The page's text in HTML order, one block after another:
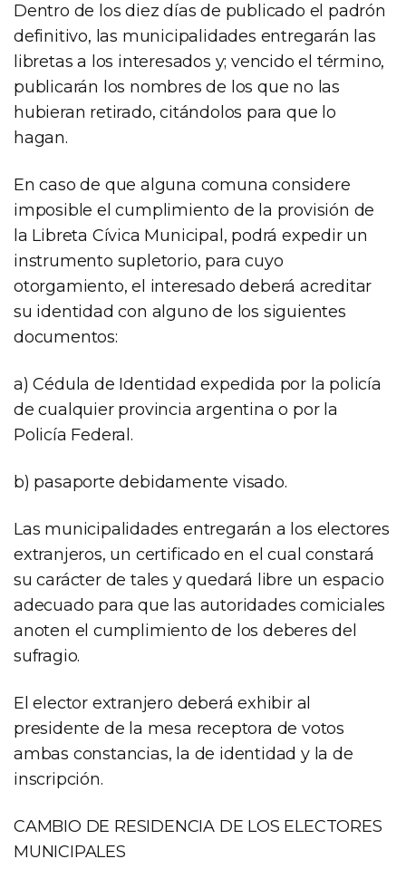
Dentro de los diez días de publicado el padrón
definitivo, las municipalidades entregarán las
libretas a los interesados y; vencido el término,
publicarán los nombres de los que no las
hubieran retirado, citándolos para que lo
hagan.
En caso de que alguna comuna considere
imposible el cumplimiento de la provisión de
la Libreta Cívica Municipal, podrá expedir un
instrumento supletorio, para cuyo
otorgamiento, el interesado deberá acreditar
su identidad con alguno de los siguientes
documentos:
a) Cédula de Identidad expedida por la policía
de cualquier provincia argentina o por la
Policía Federal.
b) pasaporte debidamente visado.
Las municipalidades entregarán a los electores
extranjeros, un certificado en el cual constará
su carácter de tales y quedará libre un espacio
adecuado para que las autoridades comiciales
anoten el cumplimiento de los deberes del
sufragio.
El elector extranjero deberá exhibir al
presidente de la mesa receptora de votos
ambas constancias, la de identidad y la de
inscripción.
CAMBIO DE RESIDENCIA DE LOS ELECTORES
MUNICIPALES